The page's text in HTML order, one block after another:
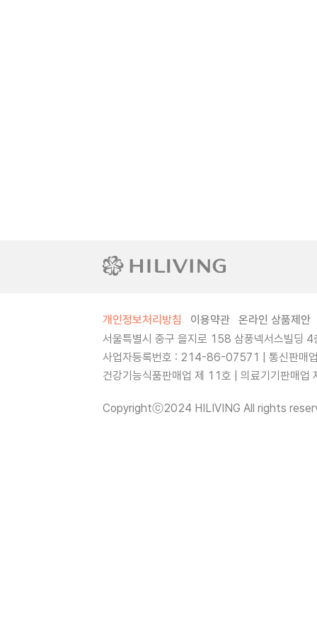
개인정보처리방침 이용약관
온라인 상품제안
서울특별시 중구 을지로 158 삼풍넥서스빌딩
사업자등록번호 : 214-86-07571 | 통신판매
건강기능식품판매업 제 11호 | 의료기기판매
Copyrightⓒ2024 HILIVING All rights